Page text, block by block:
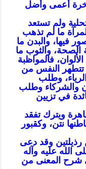
أعمى وأضل
ولم تستعد
ما لم تذهب
فيها، والبدن ما
الصحة، والثوب ما
فالمواظبة
تتطهر النفس من
وطلب
والشركاء وطلب
في تزيين
ويترك تفقد
جص وباطنها نتن، وكقبور
رذيلتين وقد دعى
الله عليه وآله
شرح المعنى من